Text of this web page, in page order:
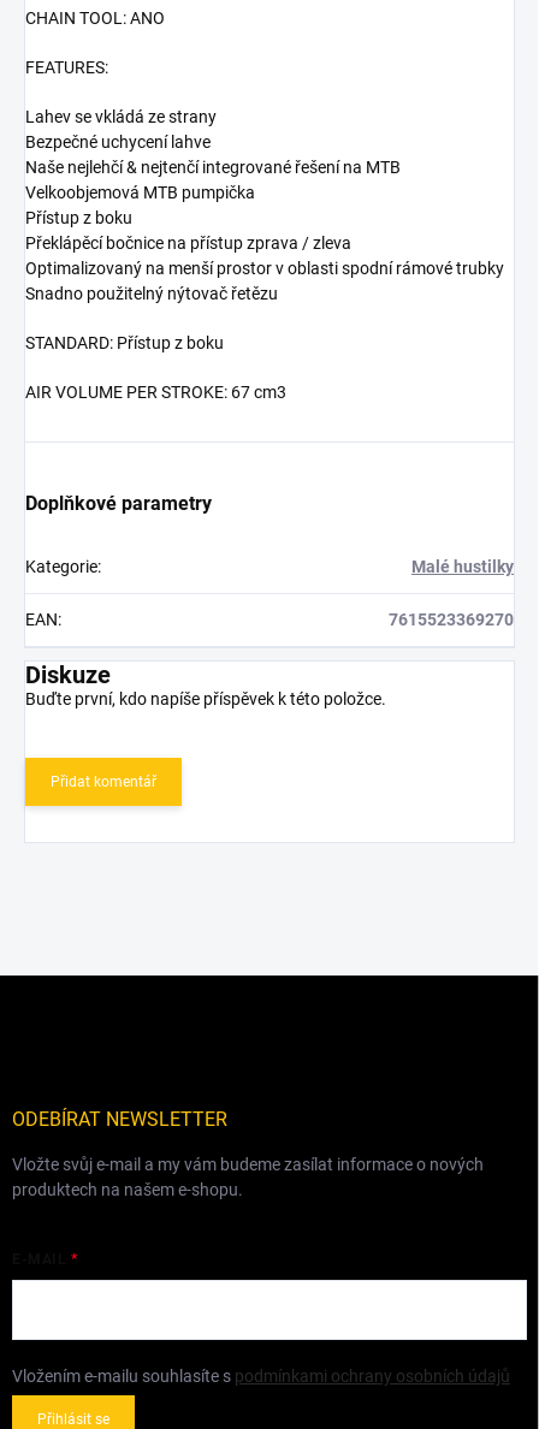
CHAIN TOOL: ANO
FEATURES:
Lahev se vkládá ze strany
Bezpečné uchycení lahve
Naše nejlehčí & nejtenčí integrované řešení na MTB
Velkoobjemová MTB pumpička
Přístup z boku
Překlápěcí bočnice na přístup zprava / zleva
Optimalizovaný na menší prostor v oblasti spodní rámové trubky
Snadno použitelný nýtovač řetězu
STANDARD: Přístup z boku
AIR VOLUME PER STROKE: 67 cm3
Doplňkové parametry
Kategorie: Malé hustilky
EAN: 7615523369270
Diskuze
Buďte první, kdo napíše příspěvek k této položce.
Přidat komentář
ODEBÍRAT NEWSLETTER
Vložte svůj e-mail a my vám budeme zasílat informace o nových
produktech na našem e-shopu.
Vložením e-mailu souhlasíte s podmínkami ochrany osobních údajů
Přihlásit se